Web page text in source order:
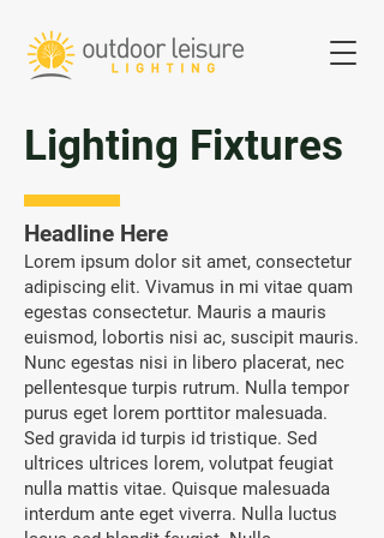
Lighting Fixtures
Headline Here
Lorem ipsum dolor sit amet, consectetur
adipiscing elit. Vivamus in mi vitae quam
egestas consectetur. Mauris a mauris
euismod, lobortis nisi ac, suscipit mauris.
Nunc egestas nisi in libero placerat, nec
pellentesque turpis rutrum. Nulla tempor
purus eget lorem porttitor malesuada.
Sed gravida id turpis id tristique. Sed
ultrices ultrices lorem, volutpat feugiat
nulla mattis vitae. Quisque malesuada
interdum ante eget viverra. Nulla luctus